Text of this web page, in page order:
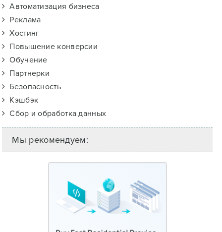
Автоматизация бизнеса
Реклама
Хостинг
Повышение конверсии
Обучение
Партнерки
Безопасность
Кэшбэк
Сбор и обработка данных
Мы рекомендуем: